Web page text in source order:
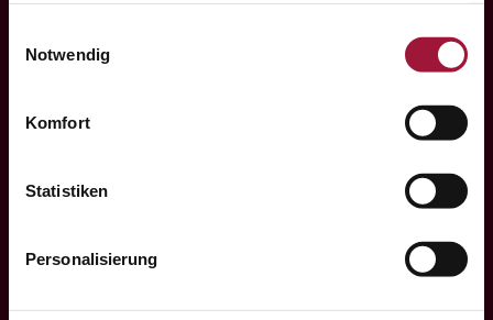
Datenschutzerklärung und Cookie Policy.
Notwendig
Komfort
Statistiken
Personalisierung

